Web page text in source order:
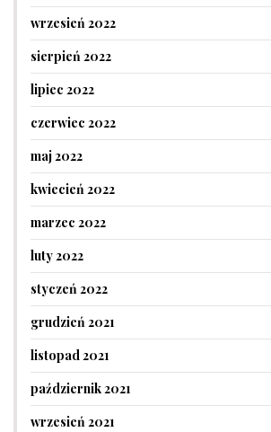
wrzesień 2022
sierpień 2022
lipiec 2022
czerwiec 2022
maj 2022
kwiecień 2022
marzec 2022
luty 2022
styczeń 2022
grudzień 2021
listopad 2021
październik 2021
wrzesień 2021